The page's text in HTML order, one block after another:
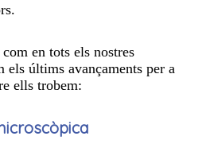
en tots els nostres
els últims avançaments per a
ells trobem: